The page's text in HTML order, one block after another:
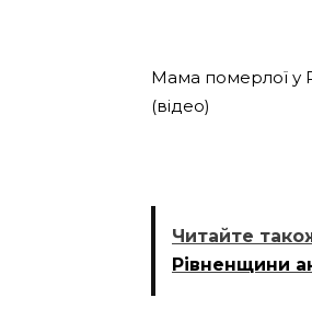
Мама померлої у
(відео)
Читайте
Рівненщини